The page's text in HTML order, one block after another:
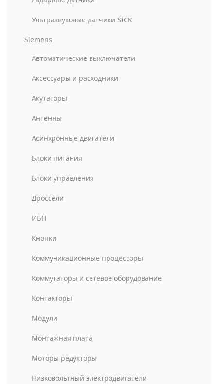
Ультразвуковые датчики SICK
Siemens
Автоматические выключатели
Аксессуары и расходники
Акутаторы
Антенны
Асинхронные двигатели
Блоки питания
Блоки управления
Дроссели
ИБП
Кнопки
Коммуникационные процессоры
Коммутаторы и сетевое оборудование
Контакторы
Модули
Монтажная плата
Моторы редукторы
Низковольтный электродвигатели